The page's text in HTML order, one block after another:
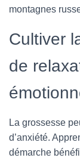
montagnes
Cultiver
de
La grossesse
d’anxiété.
démarche